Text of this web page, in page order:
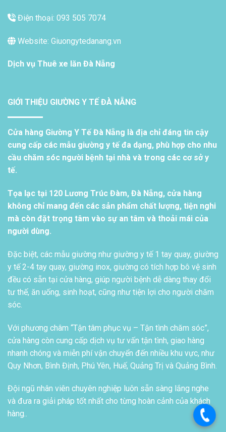
Điện thoại: 093 505 7074
Website: Giuongytedanang.vn
Dịch vụ Thuê xe lăn Đà Nẵng
GIỚI THIỆU GIƯỜNG Y TẾ ĐÀ NẴNG
Cửa hàng Giường Y Tế Đà Nẵng là địa chỉ đáng tin cậy
cung cấp các mẫu giường y tế đa dạng, phù hợp cho nhu
cầu chăm sóc người bệnh tại nhà và trong các cơ sở y
tế.
Tọa lạc tại 120 Lương Trúc Đàm, Đà Nẵng, cửa hàng
không chỉ mang đến các sản phẩm chất lượng, tiện nghi
mà còn đặt trọng tâm vào sự an tâm và thoải mái của
người dùng.
Đặc biệt, các mẫu giường như giường y tế 1 tay quay, giường
y tế 2-4 tay quay, giường inox, giường có tích hợp bô vệ sinh
đều có sẵn tại cửa hàng, giúp người bệnh dễ dàng thay đổi
tư thế, ăn uống, sinh hoạt, cũng như tiện lợi cho người chăm
sóc.
Với phương châm “Tận tâm phục vụ – Tận tình chăm sóc”,
cửa hàng còn cung cấp dịch vụ tư vấn tận tình, giao hàng
nhanh chóng và miễn phí vận chuyển đến nhiều khu vực, như
Quy Nhơn, Bình Định, Phú Yên, Huế, Quảng Trị và Quảng Bình.
Đội ngũ nhân viên chuyên nghiệp luôn sẵn sàng lắng nghe
và đưa ra giải pháp tốt nhất cho từng hoàn cảnh của khách
hàng..
.